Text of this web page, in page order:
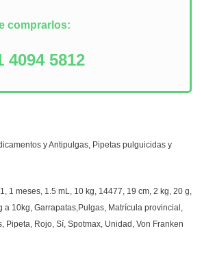
comprarlos:
4094 5812
y Antipulgas, Pipetas pulguicidas y
1, 1 meses, 1.5 mL, 10 kg, 14477, 19 cm, 2 kg, 20 g,
a 10kg, Garrapatas,Pulgas, Matrícula provincial ,
, Pipeta, Rojo, Sí, Spotmax, Unidad , Von Franken